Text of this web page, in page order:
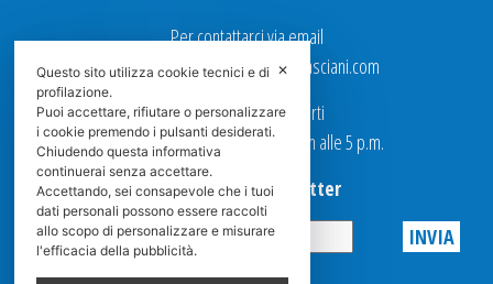
Per contattarci via email
Ufficio Vendite: italy.sales@spasciani.com
I nostri uffici sono aperti
dal Lunedi al Venerdi dalle 9 a.m alle 5 p.m.
Iscriviti alla Newsletter
Privacy
✕
Questo sito utilizza cookie tecnici e di
profilazione.
Puoi accettare, rifiutare o personalizzare
i cookie premendo i pulsanti desiderati.
Chiudendo questa informativa
continuerai senza accettare.
Accettando, sei consapevole che i tuoi
dati personali possono essere raccolti
allo scopo di personalizzare e misurare
l'efficacia della pubblicità.